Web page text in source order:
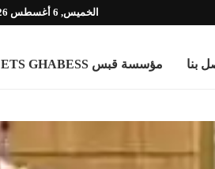
الخميس, 6 أغسطس 2026 - يومًا سعيدًا!
مؤسسة قبس ETS GHABESS بنا